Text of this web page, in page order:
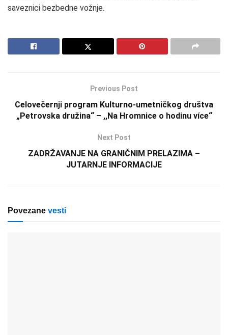
saveznici bezbedne vožnje.
Previous Post
Celovečernji program Kulturno-umetničkog društva
„Petrovska družina“ – ,,Na Hromnice o hodinu více“
Next Post
ZADRŽAVANJE NA GRANIČNIM PRELAZIMA –
JUTARNJE INFORMACIJE
Povezane vesti